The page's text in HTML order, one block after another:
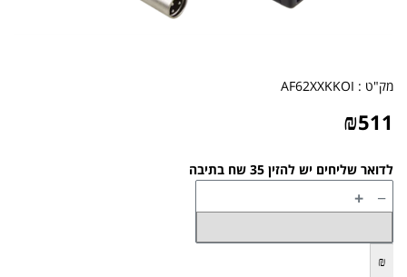
מק"ט : AF62XXKKOI
₪511
לדואר שליחים יש להזין 35 שח בתיבה
−
+
₪